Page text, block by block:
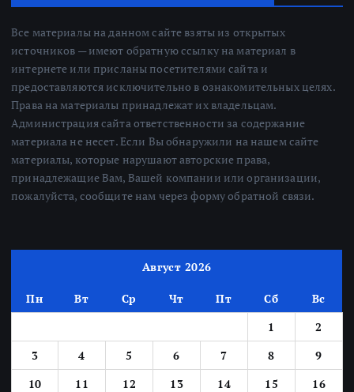
Все материалы на данном сайте взяты из открытых
источников — имеют обратную ссылку на материал в
интернете или присланы посетителями сайта и
предоставляются исключительно в ознакомительных целях.
Права на материалы принадлежат их владельцам.
Администрация сайта ответственности за содержание
материала не несет. Если Вы обнаружили на нашем сайте
материалы, которые нарушают авторские права,
принадлежащие Вам, Вашей компании или организации,
пожалуйста, сообщите нам через форму обратной связи.
Август 2026
Пн Вт Ср Чт Пт Сб
Вс
1
2
3
4 5 6 7 8
9
10
11 12 13 14 15
16